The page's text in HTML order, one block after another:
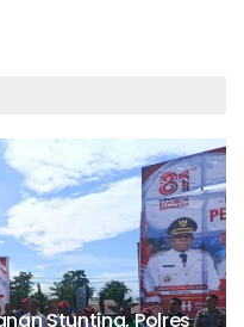
Stunting, Polres